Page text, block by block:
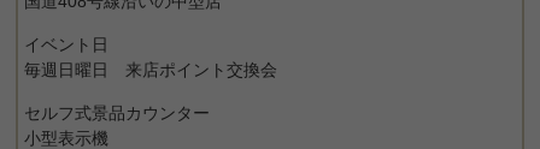
イベント日
毎週日曜日 来店ポイント交換会
セルフ式景品カウンター
小型表示機